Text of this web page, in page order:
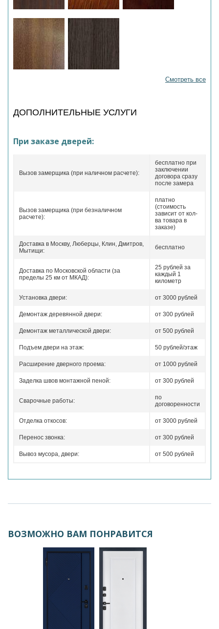
Смотреть все
ДОПОЛНИТЕЛЬНЫЕ УСЛУГИ
При заказе дверей:
Вызов замерщика (при наличном расчете):
бесплатно при
заключении
договора сразу
после замера
Вызов замерщика (при безналичном
расчете):
платно
(стоимость
зависит от кол-
ва товара в
заказе)
Доставка в Москву, Люберцы, Клин, Дмитров,
Мытищи:
бесплатно
Доставка по Московской области (за
пределы 25 км от МКАД):
25 рублей за
каждый 1
километр
Установка двери: от 3000 рублей
Демонтаж деревянной двери: от 300 рублей
Демонтаж металлической двери: от 500 рублей
Подъем двери на этаж: 50 рублей/этаж
Расширение дверного проема: от 1000 рублей
Заделка швов монтажной пеной: от 300 рублей
Сварочные работы:
по
договоренности
Отделка откосов: от 3000 рублей
Перенос звонка: от 300 рублей
Вывоз мусора, двери: от 500 рублей
ВОЗМОЖНО ВАМ ПОНРАВИТСЯ